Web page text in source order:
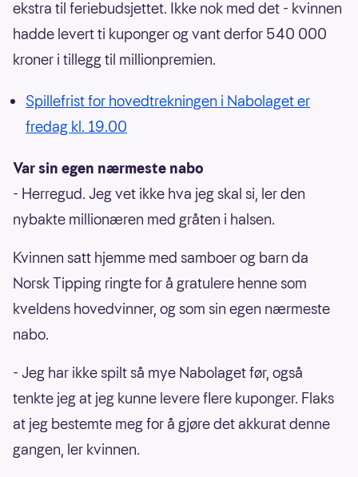
ekstra til feriebudsjettet. Ikke nok med det - kvinnen
hadde levert ti kuponger og vant derfor 540 000
kroner i tillegg til millionpremien.
Spillefrist for hovedtrekningen i Nabolaget er
fredag kl. 19.00
Var sin egen nærmeste nabo
- Herregud. Jeg vet ikke hva jeg skal si, ler den
nybakte millionæren med gråten i halsen.
Kvinnen satt hjemme med samboer og barn da
Norsk Tipping ringte for å gratulere henne som
kveldens hovedvinner, og som sin egen nærmeste
nabo.
- Jeg har ikke spilt så mye Nabolaget før, også
tenkte jeg at jeg kunne levere flere kuponger. Flaks
at jeg bestemte meg for å gjøre det akkurat denne
gangen, ler kvinnen.